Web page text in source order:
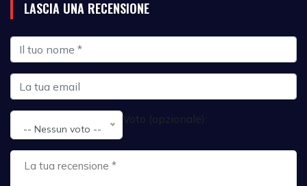
LASCIA UNA RECENSIONE
Voto (opzionale):
-- Nessun voto --